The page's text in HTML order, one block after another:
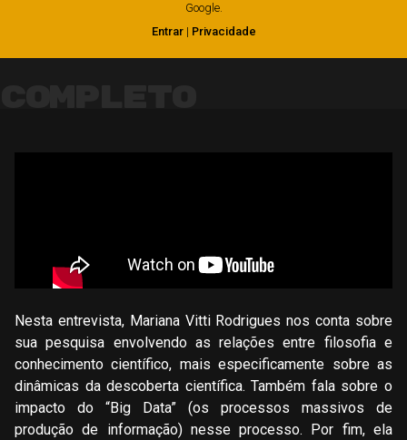
Google.
Entrar| Privacidade
Nesta entrevista, Mariana Vitti Rodrigues nos conta sobre
sua pesquisa envolvendo as relações entre filosofia e
conhecimento científico, mais especificamente sobre as
dinâmicas da descoberta científica. Também fala sobre o
impacto do “Big Data” (os processos massivos de
produção de informação) nesse processo. Por fim, ela